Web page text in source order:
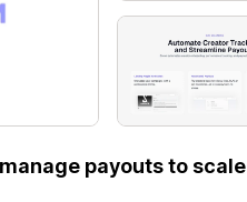
payouts to scale